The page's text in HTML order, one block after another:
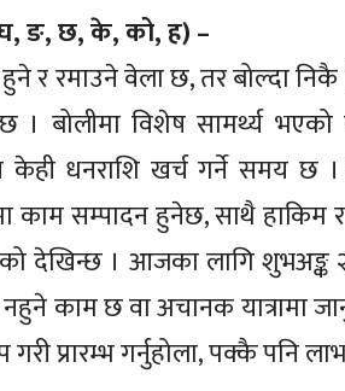
ङ, छ, के, को, ह) –
रमाउने वेला छ, तर बोल्दा निकै
बोलीमा विशेष सामर्थ्य
केही धनराशि खर्च गर्ने समय छ
काम सम्पादन हुनेछ, साथै हाकिम
देखिन्छ । आजका लागि शुभअङ्क
काम छ वा अचानक यात्रामा
प्रारम्भ गर्नुहोला, पक्कै पनि